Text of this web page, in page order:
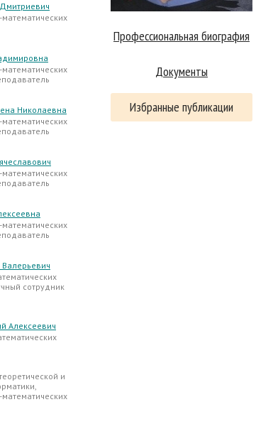
Николаевна
сотрудник
Алексеевич
и
Профессиональная биография
Документы
Избранные публикации